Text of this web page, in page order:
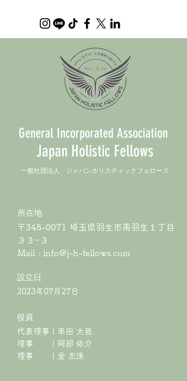
General Incorporated Association
Japan Holistic Fellows
​一般社団法人 ジャパンホリスティックフェローズ
所在地
〒348-0071 埼玉県羽生市南羽生１丁目
３３−３
Mail : info@j-h-fellows.com
​設立日
2023年07月27日
役員
代表理事 | 串田 大我
理事 | 阿部 佑介
​理事 | 金 志洙